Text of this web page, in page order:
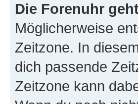
Die Forenuhr
Möglicherweise
Zeitzone. In
dich passende
Zeitzone kann